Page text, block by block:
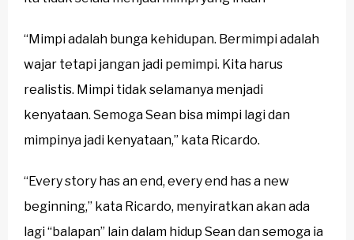
“Mimpi adalah bunga kehidupan. Bermimpi adalah
wajar tetapi jangan jadi pemimpi. Kita harus
realistis. Mimpi tidak selamanya menjadi
kenyataan. Semoga Sean bisa mimpi lagi dan
mimpinya jadi kenyataan,” kata Ricardo.
“Every story has an end, every end has a new
beginning,” kata Ricardo, menyiratkan akan ada
lagi “balapan” lain dalam hidup Sean dan semoga ia